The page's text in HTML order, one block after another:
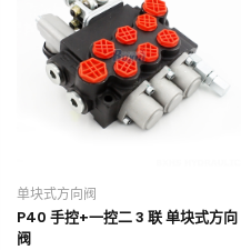
单块式方向阀
P40 手控+一控二 3 联 单块式方向
阀